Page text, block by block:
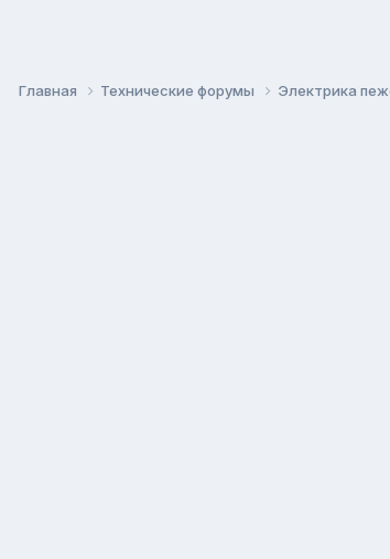
Главная Технические форумы Электрика